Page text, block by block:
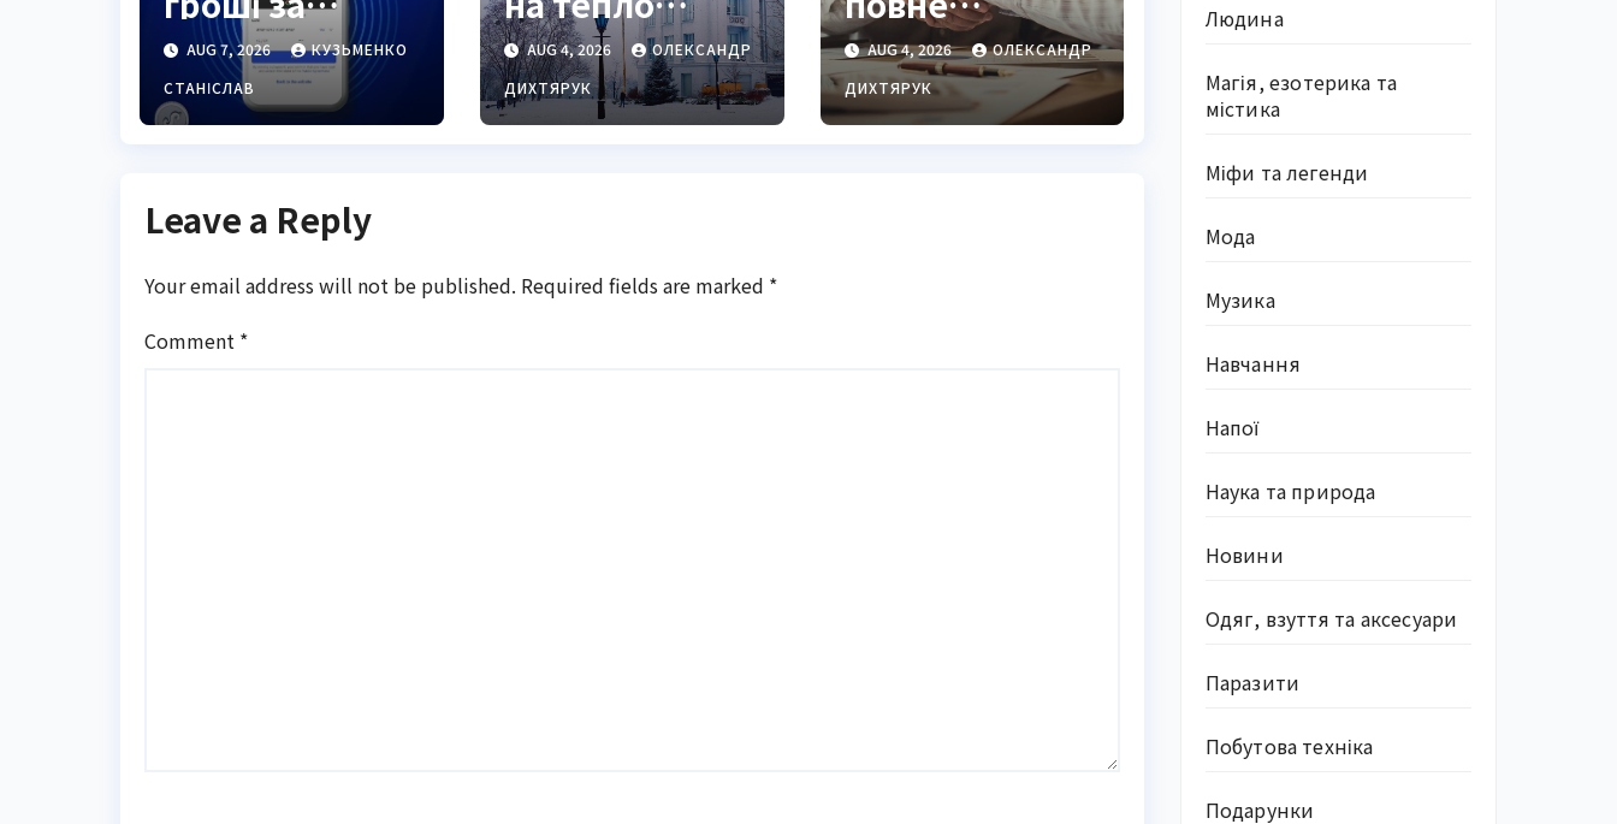
підписку:
повний гайд
2026
AUG 7, 2026
КУЗЬМЕНКО
СТАНІСЛАВ
місяцями
«гуляли»
рахунками
AUG 4, 2026
ОЛЕКСАНДР
ДИХТЯРУК
визначення,
види та як
обрати
надійного
AUG 4, 2026
ОЛЕКСАНДР
ДИХТЯРУК
Leave a Reply
Your email address will not be published. Required fields are marked *
Comment *
Людина
Магія, езотерика та
містика
Міфи та легенди
Мода
Музика
Навчання
Напої
Наука та природа
Новини
Одяг, взуття та аксесуари
Паразити
Побутова техніка
Подарунки